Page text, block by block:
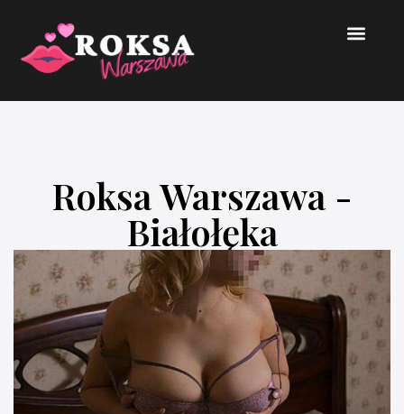
Roksa Warszawa -
Białołęka